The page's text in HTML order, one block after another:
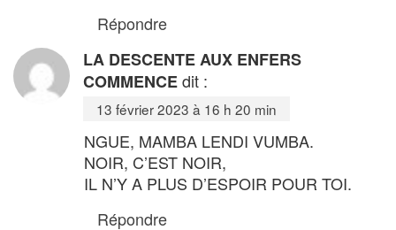
Répondre
LA DESCENTE AUX ENFERS
COMMENCEdit :
13 février 2023 à 16 h 20 min
NGUE, MAMBA LENDI VUMBA.
NOIR, C’EST NOIR,
IL N’Y A PLUS D’ESPOIR POUR TOI.
Répondre